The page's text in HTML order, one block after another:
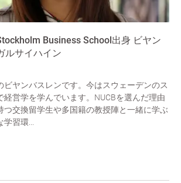
Business School出身 ビヤン
ルサイハイン
ビヤンバスレンです。今はスウェーデンのス
経営学を学んでいます。NUCBを選んだ理由
つ交換留学生や多国籍の教授陣と一緒に学ぶ
習環...